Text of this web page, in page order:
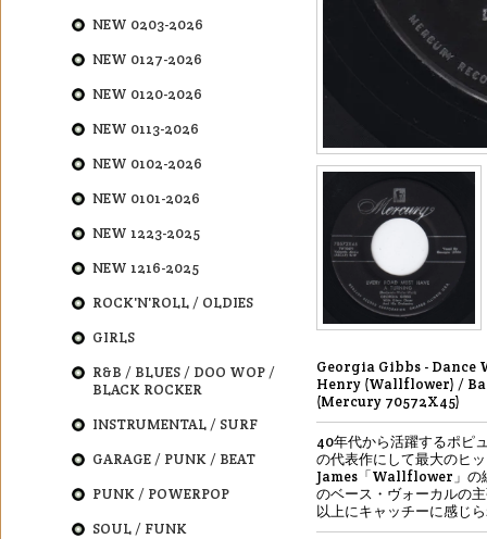
Georgia Gibbs - Dance
Henry (Wallflower) /
(Mercury 70572X45)
40年代から活躍するポピ
の代表作にして最大のヒ
James「Wallflower」の
のベース・ヴォーカルの
以上にキャッチーに感じ
NEW 0203-2026
NEW 0127-2026
NEW 0120-2026
NEW 0113-2026
NEW 0102-2026
NEW 0101-2026
NEW 1223-2025
NEW 1216-2025
ROCK'N'ROLL / OLDIES
GIRLS
R&B / BLUES / DOO WOP /
BLACK ROCKER
INSTRUMENTAL / SURF
GARAGE / PUNK / BEAT
PUNK / POWERPOP
SOUL / FUNK